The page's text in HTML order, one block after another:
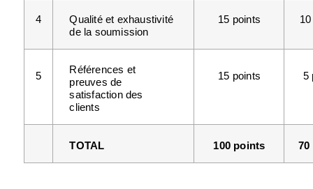
4
Qualité et exhaustivité
de la soumission
15 points
5
Références et
preuves de
satisfaction des
clients
15 points 5
TOTAL 100 points 70